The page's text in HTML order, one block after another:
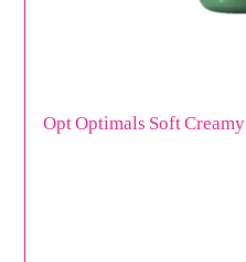
شوینده کرمی صورت اپتیمالز Opt Optimals Soft Creamy